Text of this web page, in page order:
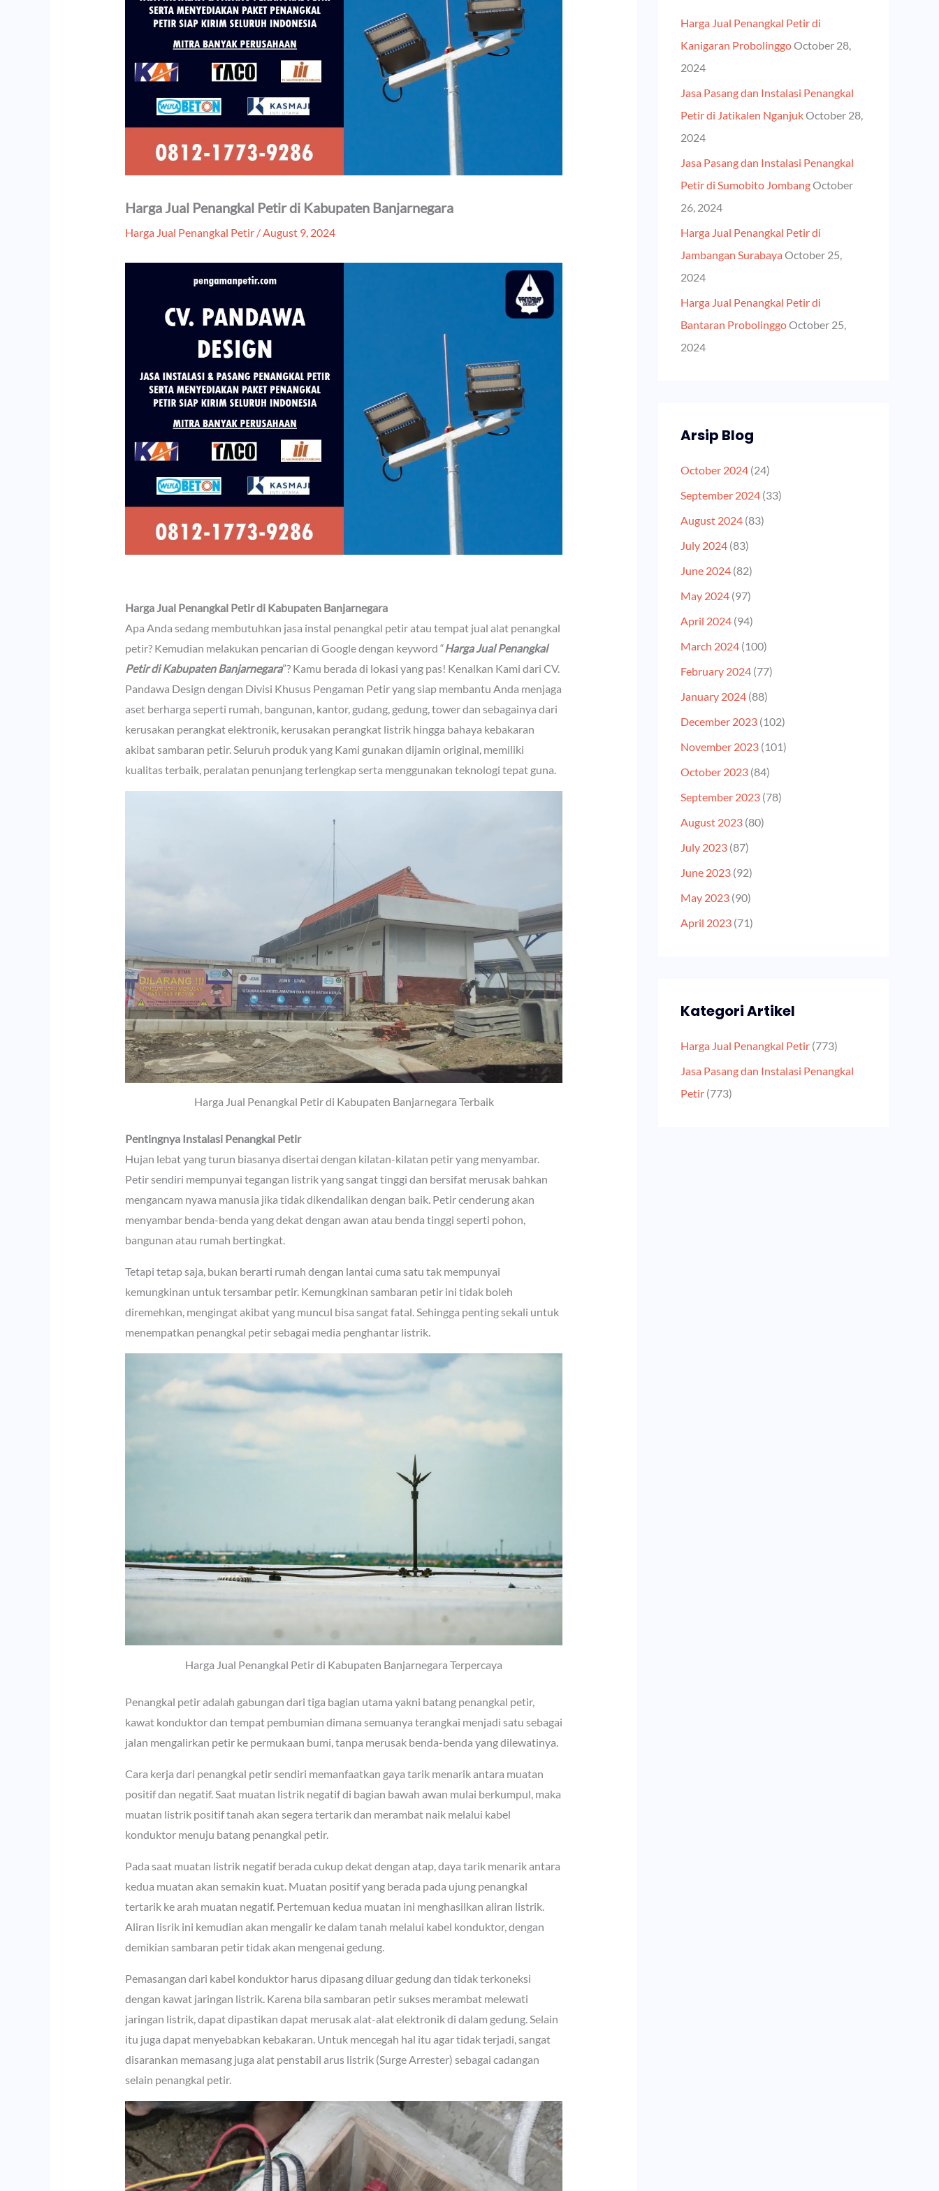
Harga Jual Penangkal Petir di Kabupaten Banjarnegara
Harga Jual Penangkal Petir/August 9, 2024
Harga Jual Penangkal Petir di Kabupaten Banjarnegara
Apa Anda sedang membutuhkan jasa instal penangkal petir atau tempat jual alat penangkal
petir? Kemudian melakukan pencarian di Google dengan keyword “Harga Jual Penangkal
Petir di Kabupaten Banjarnegara”? Kamu berada di lokasi yang pas! Kenalkan Kami dari CV.
Pandawa Design dengan Divisi Khusus Pengaman Petir yang siap membantu Anda menjaga
aset berharga seperti rumah, bangunan, kantor, gudang, gedung, tower dan sebagainya dari
kerusakan perangkat elektronik, kerusakan perangkat listrik hingga bahaya kebakaran
akibat sambaran petir. Seluruh produk yang Kami gunakan dijamin original, memiliki
kualitas terbaik, peralatan penunjang terlengkap serta menggunakan teknologi tepat guna.
Harga Jual Penangkal Petir di Kabupaten Banjarnegara Terbaik
Pentingnya Instalasi Penangkal Petir
Hujan lebat yang turun biasanya disertai dengan kilatan-kilatan petir yang menyambar.
Petir sendiri mempunyai tegangan listrik yang sangat tinggi dan bersifat merusak bahkan
mengancam nyawa manusia jika tidak dikendalikan dengan baik. Petir cenderung akan
menyambar benda-benda yang dekat dengan awan atau benda tinggi seperti pohon,
bangunan atau rumah bertingkat.
Tetapi tetap saja, bukan berarti rumah dengan lantai cuma satu tak mempunyai
kemungkinan untuk tersambar petir. Kemungkinan sambaran petir ini tidak boleh
diremehkan, mengingat akibat yang muncul bisa sangat fatal. Sehingga penting sekali untuk
menempatkan penangkal petir sebagai media penghantar listrik.
Harga Jual Penangkal Petir di Kabupaten Banjarnegara Terpercaya
Penangkal petir adalah gabungan dari tiga bagian utama yakni batang penangkal petir,
kawat konduktor dan tempat pembumian dimana semuanya terangkai menjadi satu sebagai
jalan mengalirkan petir ke permukaan bumi, tanpa merusak benda-benda yang dilewatinya.
Cara kerja dari penangkal petir sendiri memanfaatkan gaya tarik menarik antara muatan
positif dan negatif. Saat muatan listrik negatif di bagian bawah awan mulai berkumpul, maka
muatan listrik positif tanah akan segera tertarik dan merambat naik melalui kabel
konduktor menuju batang penangkal petir.
Pada saat muatan listrik negatif berada cukup dekat dengan atap, daya tarik menarik antara
kedua muatan akan semakin kuat. Muatan positif yang berada pada ujung penangkal
tertarik ke arah muatan negatif. Pertemuan kedua muatan ini menghasilkan aliran listrik.
Aliran lisrik ini kemudian akan mengalir ke dalam tanah melalui kabel konduktor, dengan
demikian sambaran petir tidak akan mengenai gedung.
Pemasangan dari kabel konduktor harus dipasang diluar gedung dan tidak terkoneksi
dengan kawat jaringan listrik. Karena bila sambaran petir sukses merambat melewati
jaringan listrik, dapat dipastikan dapat merusak alat-alat elektronik di dalam gedung. Selain
itu juga dapat menyebabkan kebakaran. Untuk mencegah hal itu agar tidak terjadi, sangat
disarankan memasang juga alat penstabil arus listrik (Surge Arrester) sebagai cadangan
selain penangkal petir.
:
Harga Jual Penangkal Petir di
Kanigaran ProbolinggoOctober 28,
2024
Jasa Pasang dan Instalasi Penangkal
Petir di Jatikalen NganjukOctober 28,
2024
Jasa Pasang dan Instalasi Penangkal
Petir di Sumobito JombangOctober
26, 2024
Harga Jual Penangkal Petir di
Jambangan SurabayaOctober 25,
2024
Harga Jual Penangkal Petir di
Bantaran ProbolinggoOctober 25,
2024
Arsip Blog
October 2024 (24)
September 2024 (33)
August 2024 (83)
July 2024 (83)
June 2024 (82)
May 2024 (97)
April 2024 (94)
March 2024 (100)
February 2024 (77)
January 2024 (88)
December 2023 (102)
November 2023 (101)
October 2023 (84)
September 2023 (78)
August 2023 (80)
July 2023 (87)
June 2023 (92)
May 2023 (90)
April 2023 (71)
Kategori Artikel
Harga Jual Penangkal Petir (773)
Jasa Pasang dan Instalasi Penangkal
Petir (773)